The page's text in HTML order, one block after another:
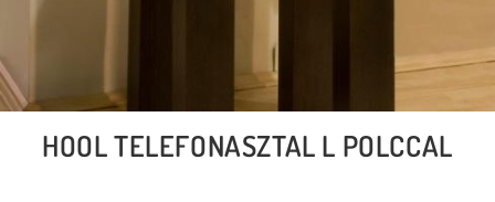
HOOL TELEFONASZTAL L POLCCAL